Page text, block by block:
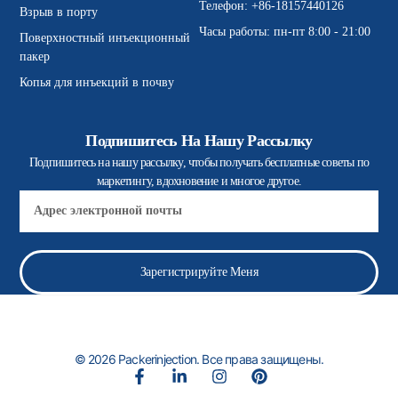
Взрыв в порту
Поверхностный инъекционный
пакер
Копья для инъекций в почву
Телефон: +86-18157440126
Часы работы: пн-пт 8:00 - 21:00
Подпишитесь На Нашу Рассылку
Подпишитесь на нашу рассылку, чтобы получать бесплатные советы по
маркетингу, вдохновение и многое другое.
почта
Зарегистрируйте Меня
© 2026 Packerinjection. Все права защищены.
F
L
И
П